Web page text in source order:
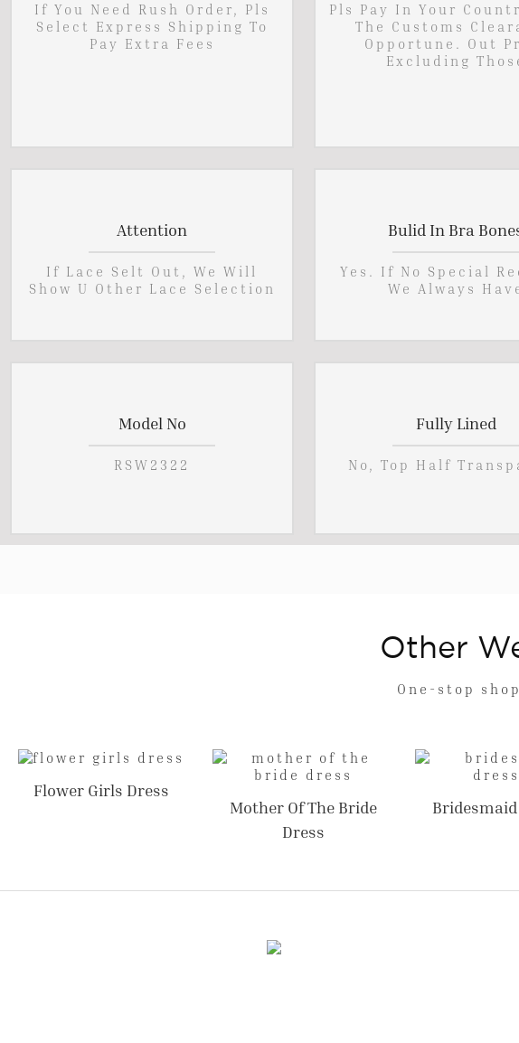
If You Need Rush Order, Pls
Select Express Shipping To
Pay Extra Fees
Pls Pay In Your
The Customs
Opportune. Out
Excluding
Attention
If Lace Selt Out, We Will
Show U Other Lace Selection
Bulid In Bra
Yes. If No Special
We Always
Model No
RSW2322
Fully Lined
No, Top Half
Other
One-stop
Flower Girls Dress
Mother Of The Bride
Dress